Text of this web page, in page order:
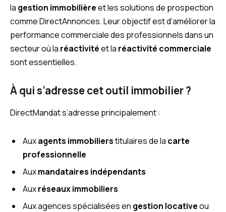
la gestion immobilièreet les solutions de prospection
comme DirectAnnonces. Leur objectif est d’améliorer la
performance commerciale des professionnels dans un
secteur où la réactivitéet la réactivité commerciale
sont essentielles.
À qui s’adresse cet outil immobilier ?
DirectMandat s’adresse principalement :
Auxagents immobilierstitulaires de la carte
professionnelle
Auxmandataires indépendants
Auxréseaux immobiliers
Aux agences spécialisées en gestion locativeou